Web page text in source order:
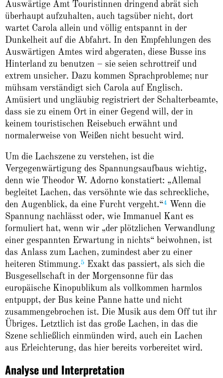
Auswärtige Amt Touristinnen dringend abrät sich
überhaupt aufzuhalten, auch tagsüber nicht, dort
wartet Carola allein und völlig entspannt in der
Dunkelheit auf die Abfahrt. In den Empfehlungen des
Auswärtigen Amtes wird abgeraten, diese Busse ins
Hinterland zu benutzen – sie seien schrottreif und
extrem unsicher. Dazu kommen Sprachprobleme; nur
mühsam verständigt sich Carola auf Englisch.
Amüsiert und ungläubig registriert der Schalterbeamte,
dass sie zu einem Ort in einer Gegend will, der in
keinem touristischen Reisebuch erwähnt und
normalerweise von Weißen nicht besucht wird.
Um die Lachszene zu verstehen, ist die
Vergegenwärtigung des Spannungsaufbaus wichtig,
denn wie Theodor W. Adorno konstatiert: „Allemal
begleitet Lachen, das versöhnte wie das schreckliche,
den Augenblick, da eine Furcht vergeht.“4
Wenn die
Spannung nachlässt oder, wie Immanuel Kant es
formuliert hat, wenn wir „der plötzlichen Verwandlung
einer gespannten Erwartung in nichts“ beiwohnen, ist
das Anlass zum Lachen, zumindest aber zu einer
heiteren Stimmung.5
Exakt das passiert, als sich die
Busgesellschaft in der Morgensonne für das
europäische Kinopublikum als vollkommen harmlos
entpuppt, der Bus keine Panne hatte und nicht
zusammengebrochen ist. Die Musik aus dem Off tut ihr
Übriges. Letztlich ist das große Lachen, in das die
Szene schließlich einmünden wird, auch ein Lachen
aus Erleichterung, das hier bereits vorbereitet wird.
Analyse und Interpretation